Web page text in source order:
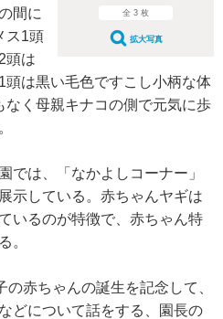
全 3 枚
拡大写真
間に
ス1頭
頭は
頭は黒い毛色ですこし小柄な体
く母親キナコの側で元気に歩
は、「なかよしコーナー」
示している。赤ちゃんヤギは
いるのが特徴で、赤ちゃん特
。
赤ちゃんの誕生を記念して、
どについて話をする、園長の